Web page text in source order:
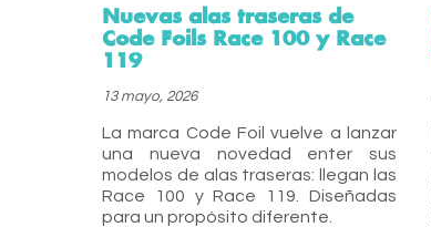
Nuevas alas traseras de
Code Foils Race 100 y Race
119
13 mayo, 2026
La marca Code Foil vuelve a lanzar
una nueva novedad enter sus
modelos de alas traseras: llegan las
Race 100 y Race 119. Diseñadas
para un propósito diferente.